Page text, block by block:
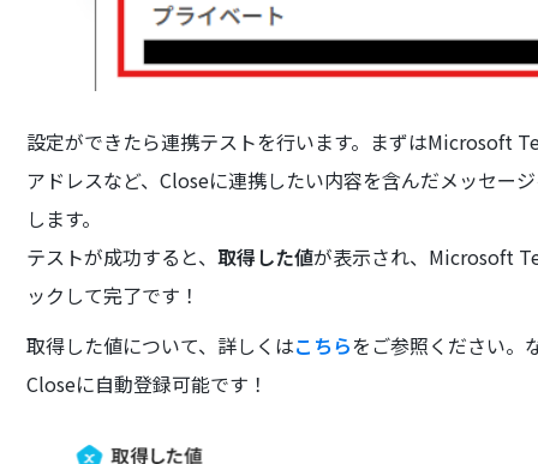
設定ができたら連携テストを行います。まずはMicrosoft
アドレスなど、Closeに連携したい内容を含んだメッセー
します。
テストが成功すると、取得した値が表示され、Microsoft
ックして完了です！
取得した値について、詳しくはこちらをご参照ください。
Closeに自動登録可能です！